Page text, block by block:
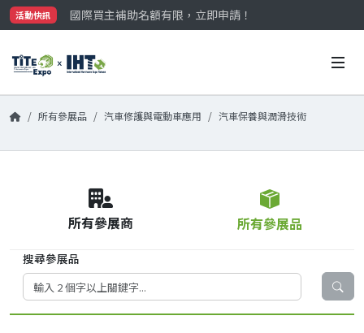
活動快訊
國際買主補助名額有限，立即申請！
參觀門票開放申請中‼️
國際買主補助名額有限，立即申請！
所有參展品 汽車修護與電動車應用 汽車保養與潤滑技術
所有參展商 所有參展品
搜尋參展品